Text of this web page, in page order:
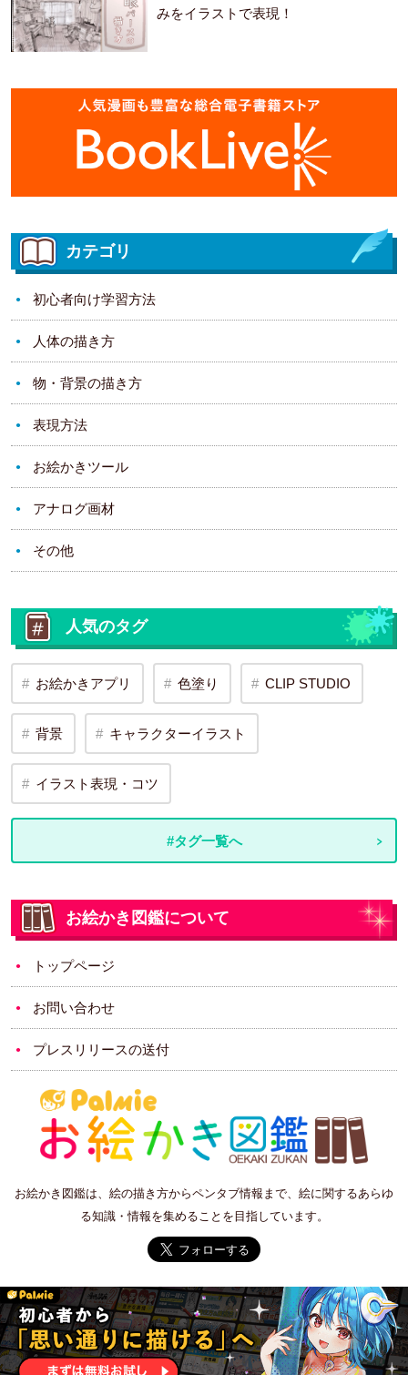
みをイラストで表現！
カテゴリ
初心者向け学習方法
人体の描き方
物・背景の描き方
表現方法
お絵かきツール
アナログ画材
その他
人気のタグ
お絵かきアプリ 色塗り CLIP STUDIO
背景 キャラクターイラスト
イラスト表現・コツ
#タグ一覧へ
お絵かき図鑑について
トップページ
お問い合わせ
プレスリリースの送付
お絵かき図鑑は、絵の描き方からペンタブ情報まで、絵に関するあらゆ
る知識・情報を集めることを目指しています。